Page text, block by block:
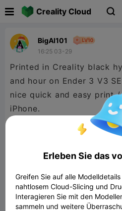
Creality Cloud 
BigAl101
16:25 03-29
Printed in Creality black
and hour on Ender 3 V3
nice quick and easy print
iPhone.
Erleben Sie das
Greifen Sie auf alle
nahtlosem Cloud-Slicing und
Interagieren Sie mit den
sammeln und weitere